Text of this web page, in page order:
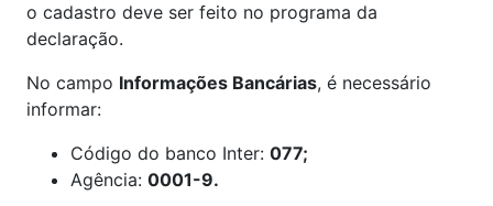
o cadastro deve ser feito no programa da
declaração.
No campo Informações Bancárias, é necessário
informar:
Código do banco Inter: 077;
Agência: 0001-9.